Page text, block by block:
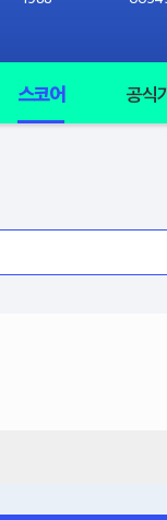
스코어 공식